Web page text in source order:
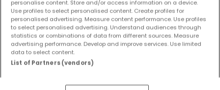
Wohnung
3
122 m²
450.000 €
Wohnung
3
93
114 m²
415.000 €
personalise content. Store and/or access information on a device.
Use profiles to select personalised content. Create profiles for
personalised advertising. Measure content performance. Use profiles
to select personalised advertising. Understand audiences through
statistics or combinations of data from different sources. Measure
advertising performance. Develop and improve services. Use limited
data to select content.
List of Partners (vendors)